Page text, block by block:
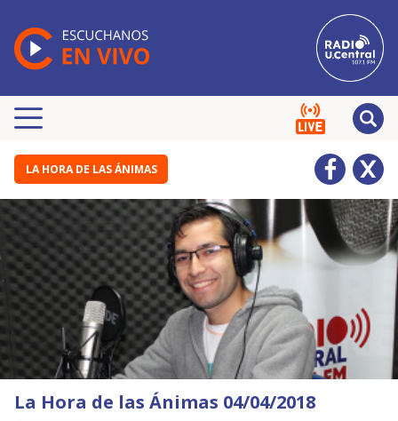
LA HORA DE LAS ÁNIMAS
La Hora de las Ánimas 04/04/2018